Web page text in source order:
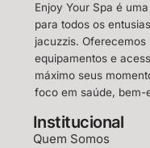
Enjoy Your Spa é
para todos os
jacuzzis.
equipamentos e
máximo seus
foco em saúde, bem-
Institucional
Quem Somos